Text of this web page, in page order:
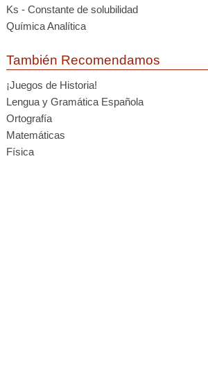
Ks - Constante de solubilidad
Química Analítica
También Recomendamos
¡Juegos de Historia!
Lengua y Gramática Española
Ortografía
Matemáticas
Física